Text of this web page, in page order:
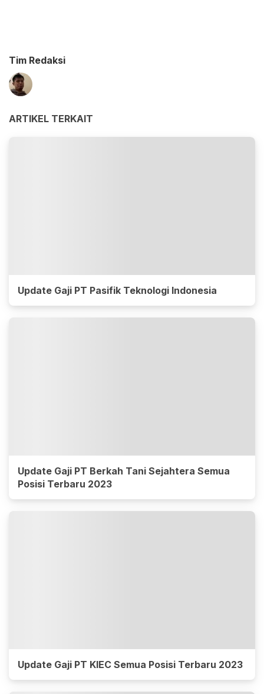
Tim Redaksi
ARTIKEL TERKAIT
Update Gaji PT Pasifik Teknologi Indonesia
Update Gaji PT Berkah Tani Sejahtera Semua
Posisi Terbaru 2023
Update Gaji PT KIEC Semua Posisi Terbaru 2023